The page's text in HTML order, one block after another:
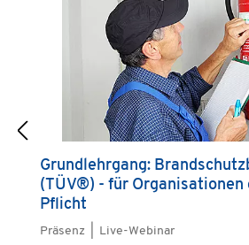
Grundlehrgang:
(TÜV®) - für Organisationen
Pflicht
Präsenz | Live-Webinar